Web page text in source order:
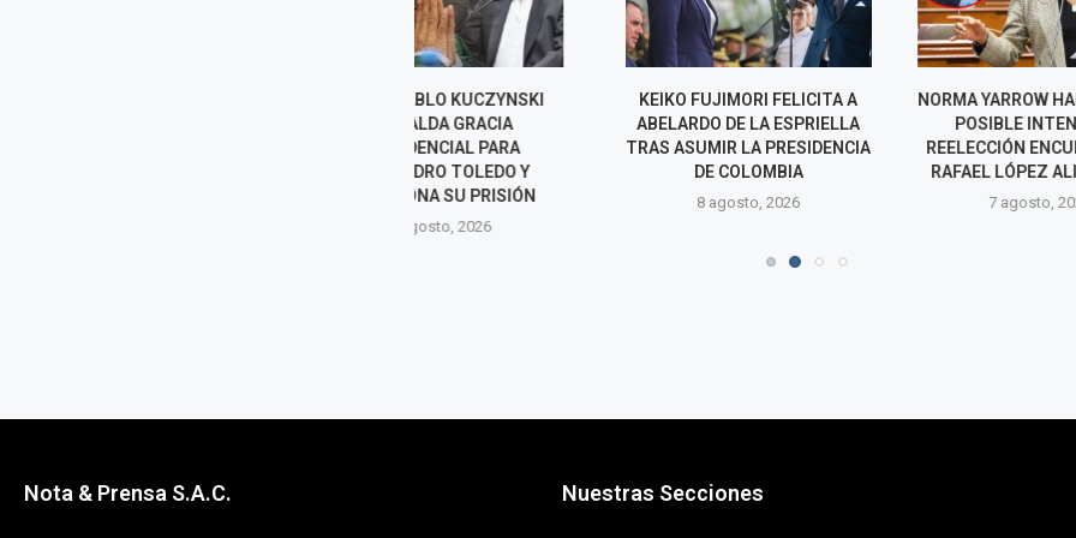
KEIKO FUJIMORI FELICITA A
ABELARDO DE LA ESPRIELLA
TRAS ASUMIR LA PRESIDENCIA
DE COLOMBIA
8 agosto, 2026
NORMA YARROW HABLA SOBRE
POSIBLE INTENTO DE
REELECCIÓN ENCUBIERTA DE
RAFAEL LÓPEZ ALIAGA EN...
7 agosto, 2026
SISMO
FUJIMORI
DE
Nota & Prensa S.A.C. Nuestras Secciones